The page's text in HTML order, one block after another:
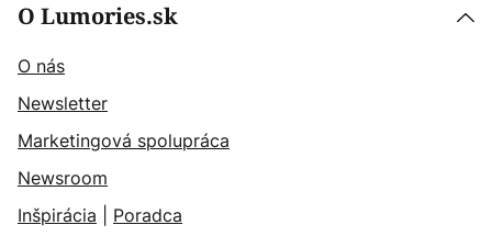
O Lumories.sk
O nás
Newsletter
Marketingová spolupráca
Newsroom
Inšpirácia
Poradca